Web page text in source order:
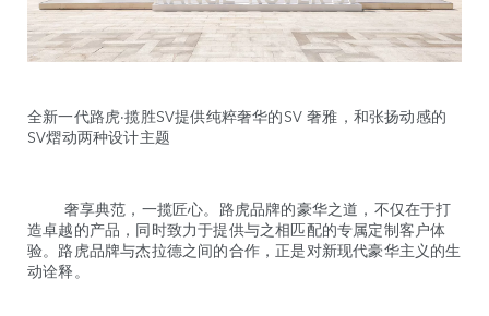
全新一代路虎·揽胜SV提供纯粹奢华的SV 奢雅，和张扬动感的
SV熠动两种设计主题
奢享典范，一揽匠心。路虎品牌的豪华之道，不仅在于打
造卓越的产品，同时致力于提供与之相匹配的专属定制客户体
验。路虎品牌与杰拉德之间的合作，正是对新现代豪华主义的生
动诠释。